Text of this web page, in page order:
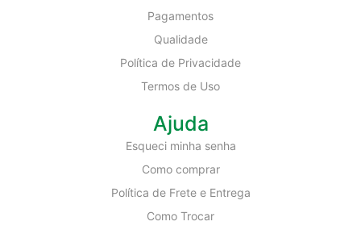
Pagamentos
Qualidade
Política de Privacidade
Termos de Uso
Ajuda
Esqueci minha senha
Como comprar
Política de Frete e Entrega
Como Trocar